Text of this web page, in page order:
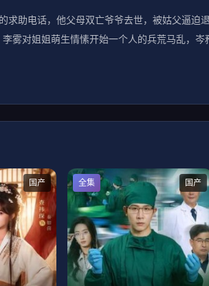
助电话，他父母双亡爷爷去世，被姑父逼迫
雾对姐姐萌生情愫开始一个人的兵荒马乱，
国产 国产
全集